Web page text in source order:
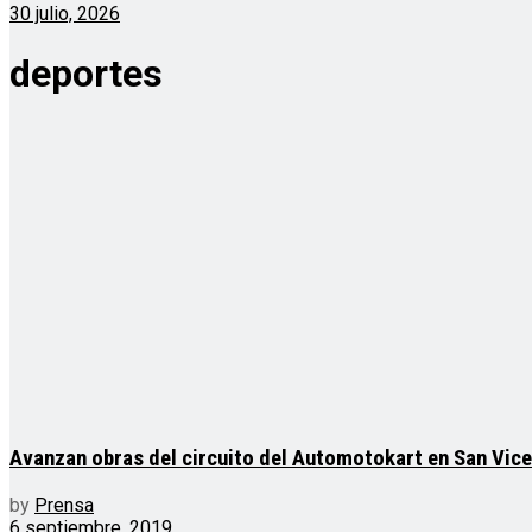
30 julio, 2026
deportes
Avanzan obras del circuito del Automotokart en San
by Prensa
6 septiembre, 2019